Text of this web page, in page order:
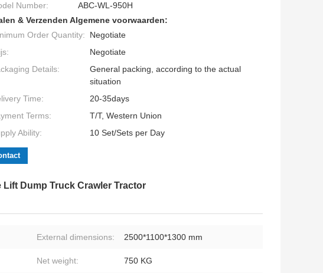
Number:
ABC-WL-950H
& Verzenden Algemene voorwaarden:
Order Quantity:
Negotiate
Negotiate
Details:
General packing, according to the actual
situation
Time:
20-35days
Terms:
T/T, Western Union
Ability:
10 Set/Sets per Day
Dump Truck Crawler Tractor
External dimensions: 2500*1100*1300 mm
Net weight: 750 KG